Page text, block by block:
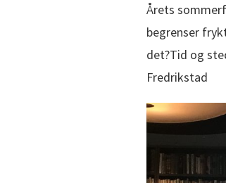
Årets
begrenser
det?Tid og
Fredrikstad